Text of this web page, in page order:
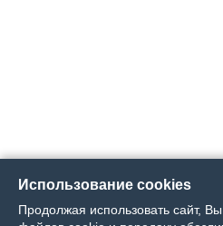
Использование cookies
Продолжая использовать сайт,